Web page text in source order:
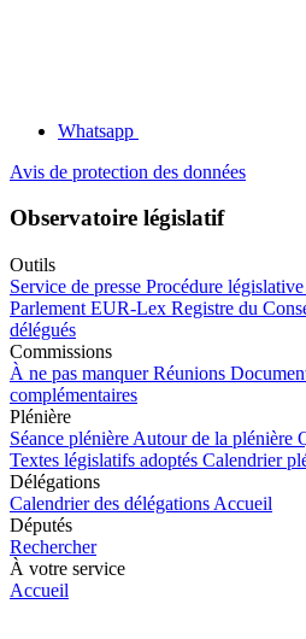
Whatsapp
Avis de protection des données
Observatoire législatif
Outils
Service de presse Procédure
Parlement EUR-Lex Registre du
délégués
Commissions
À ne pas manquer Réunions
complémentaires
Plénière
Séance plénière Autour de la plénière
Textes législatifs adoptés Calendrier
Délégations
Calendrier des délégations Accueil
Députés
Rechercher
À votre service
Accueil